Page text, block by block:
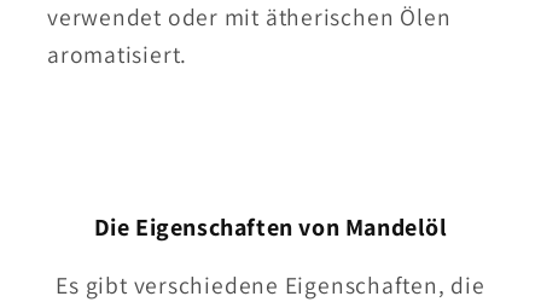
verwendet oder mit ätherischen Ölen
aromatisiert.
Die Eigenschaften von Mandelöl
Es gibt verschiedene Eigenschaften, die